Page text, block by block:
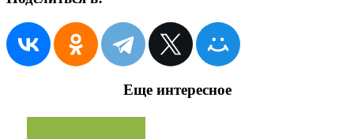
Еще интересное